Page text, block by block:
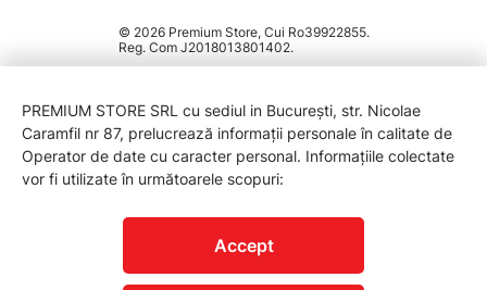
© 2026 Premium Store, Cui Ro39922855.
Reg. Com J2018013801402.
PREMIUM STORE SRL cu sediul in București, str. Nicolae
Caramfil nr 87, prelucrează informații personale în calitate de
Operator de date cu caracter personal. Informațiile colectate
vor fi utilizate în următoarele scopuri:
Accept